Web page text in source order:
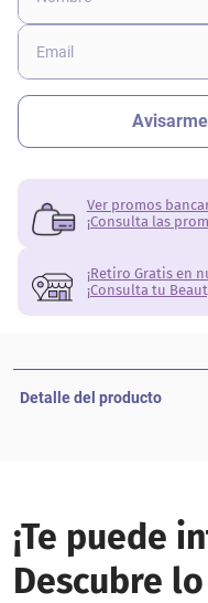
Ver promos
¡Consulta las
¡Retiro Gratis en
¡Consulta tu
Detalle del producto
¡Te puede
Descubre